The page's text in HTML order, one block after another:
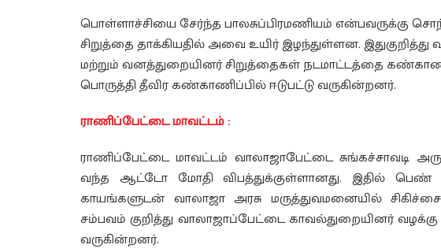
பொள்ளாச்சியை சேர்ந்த பாலசுப்பிரமணியம் என்பவருக்கு
சிறுத்தை தாக்கியதில் அவை உயிர் இழந்துள்ளன.
மற்றும் வனத்துறையினர் சிறுத்தைகள் நடமாட்டத்தை
பொருத்தி தீவிர கண்காணிப்பில் ஈடுபட்டு வருகின்றனர்.
ராணிப்பேட்டை மாவட்டம் :
ராணிப்பேட்டை மாவட்டம் வாலாஜாபேட்டை சுங்கச்சாவடி
வந்த ஆட்டோ மோதி விபத்துக்குள்ளானது. இதில் பெண்
காயங்களுடன் வாலாஜா அரசு மருத்துவமனையில்
சம்பவம் குறித்து வாலாஜாப்பேட்டை காவல்துறையினர்
வருகின்றனர்.